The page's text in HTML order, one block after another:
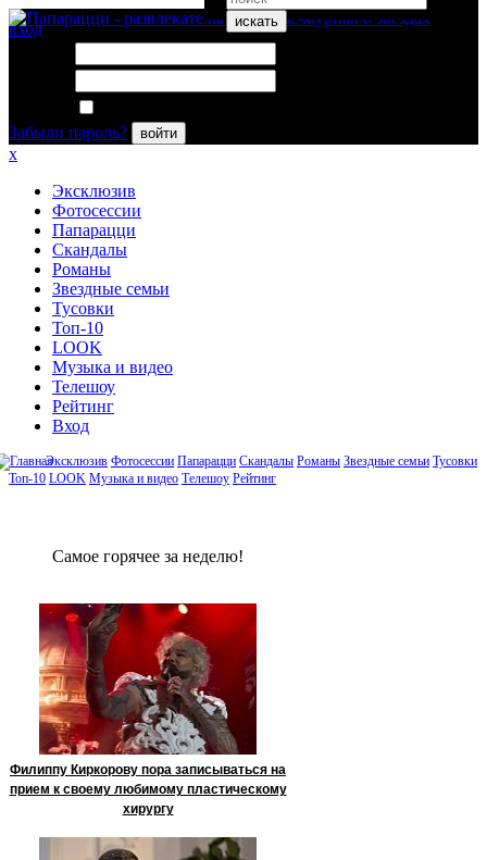
искать
вход
Забыли пароль?
войти
x
Эксклюзив
Фотосессии
Папарацци
Скандалы
Романы
Звездные семьи
Тусовки
Топ-10
LOOK
Музыка и видео
Телешоу
Рейтинг
Вход
Эксклюзив Фотосессии Папарацци Скандалы Романы Звездные семьи Тусовки
Топ-10 LOOK Музыка и видео Телешоу Рейтинг
Сaмое гoрячее за неделю!
Филиппу Киркорову пора записываться на
прием к своему любимому пластическому
хирургу